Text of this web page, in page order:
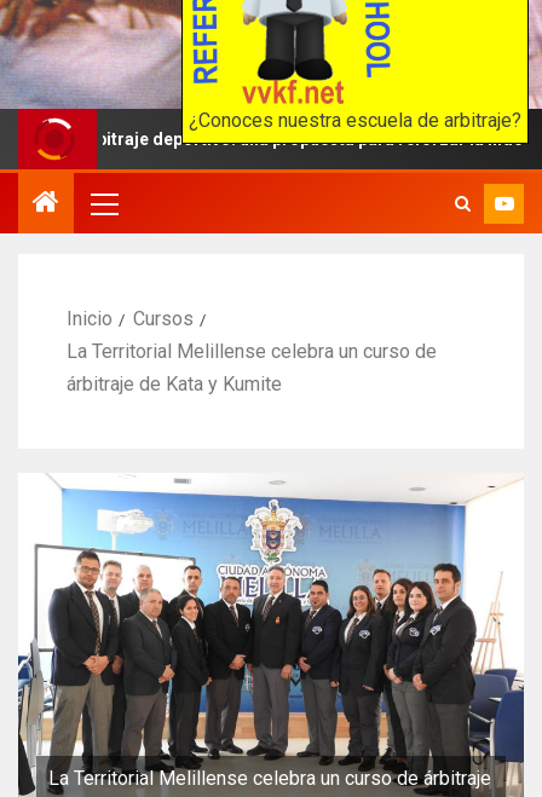
¿Conoces nuestra escuela de arbitraje?
El karate en internet
deportivo: una propuesta para reforzar la independencia
Inicio
Cursos
La Territorial Melillense celebra un curso de
árbitraje de Kata y Kumite
La Territorial Melillense celebra un curso de árbitraje